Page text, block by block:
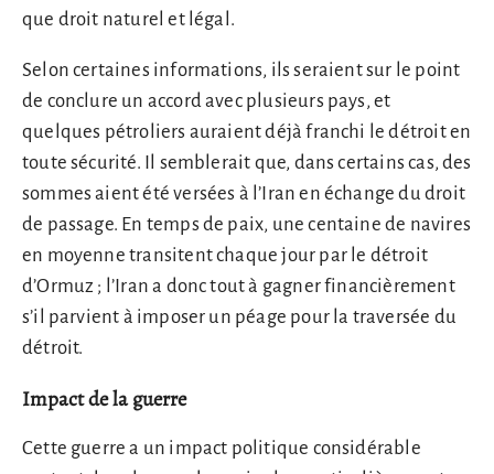
que droit naturel et légal.
Selon certaines informations, ils seraient sur le point
de conclure un accord avec plusieurs pays, et
quelques pétroliers auraient déjà franchi le détroit en
toute sécurité. Il semblerait que, dans certains cas, des
sommes aient été versées à l’Iran en échange du droit
de passage. En temps de paix, une centaine de navires
en moyenne transitent chaque jour par le détroit
d’Ormuz ; l’Iran a donc tout à gagner financièrement
s’il parvient à imposer un péage pour la traversée du
détroit.
Impact de la guerre
Cette guerre a un impact politique considérable